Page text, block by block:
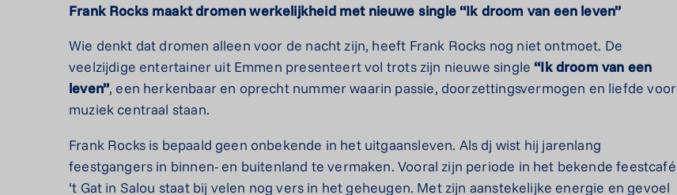
Frank Rocks maakt dromen werkelijkheid met nieuwe single “Ik droom van een leven”
Wie denkt dat dromen alleen voor de nacht zijn, heeft Frank Rocks nog niet ontmoet. De
veelzijdige entertainer uit Emmen presenteert vol trots zijn nieuwe single “Ik droom van een
leven”, een herkenbaar en oprecht nummer waarin passie, doorzettingsvermogen en liefde voor
muziek centraal staan.
Frank Rocks is bepaald geen onbekende in het uitgaansleven. Als dj wist hij jarenlang
feestgangers in binnen- en buitenland te vermaken. Vooral zijn periode in het bekende feestcafé
‘t Gat in Salou staat bij velen nog vers in het geheugen. Met zijn aanstekelijke energie en gevoel